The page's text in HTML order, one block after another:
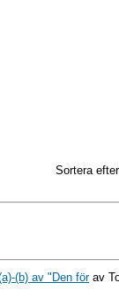
Sortera
(b) av "Den förav